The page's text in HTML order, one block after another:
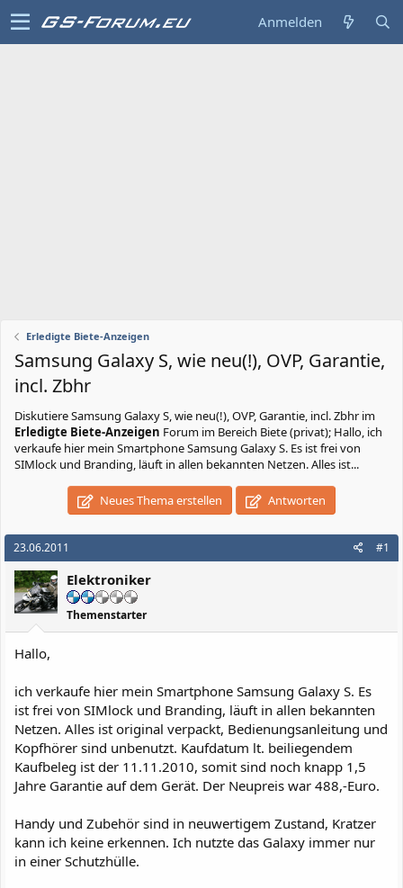
Anmelden
Erledigte Biete-Anzeigen
Samsung Galaxy S, wie neu(!), OVP, Garantie,
incl. Zbhr
DiskutiereSamsung Galaxy S, wie neu(!), OVP, Garantie, incl. Zbhr im
Erledigte Biete-Anzeigen Forum im Bereich Biete (privat); Hallo, ich
verkaufe hier mein Smartphone Samsung Galaxy S. Es ist frei von
SIMlock und Branding, läuft in allen bekannten Netzen. Alles ist...
Neues Thema erstellen Antworten
23.06.2011 #1
Elektroniker
Themenstarter
Hallo,
ich verkaufe hier mein Smartphone Samsung Galaxy S. Es
ist frei von SIMlock und Branding, läuft in allen bekannten
Netzen. Alles ist original verpackt, Bedienungsanleitung und
Kopfhörer sind unbenutzt. Kaufdatum lt. beiliegendem
Kaufbeleg ist der 11.11.2010, somit sind noch knapp 1,5
Jahre Garantie auf dem Gerät. Der Neupreis war 488,-Euro.
Handy und Zubehör sind in neuwertigem Zustand, Kratzer
kann ich keine erkennen. Ich nutzte das Galaxy immer nur
in einer Schutzhülle.